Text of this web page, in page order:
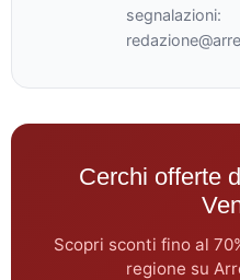
segnalazioni:
Cerchi offerte
Scopri sconti fino al
regione su